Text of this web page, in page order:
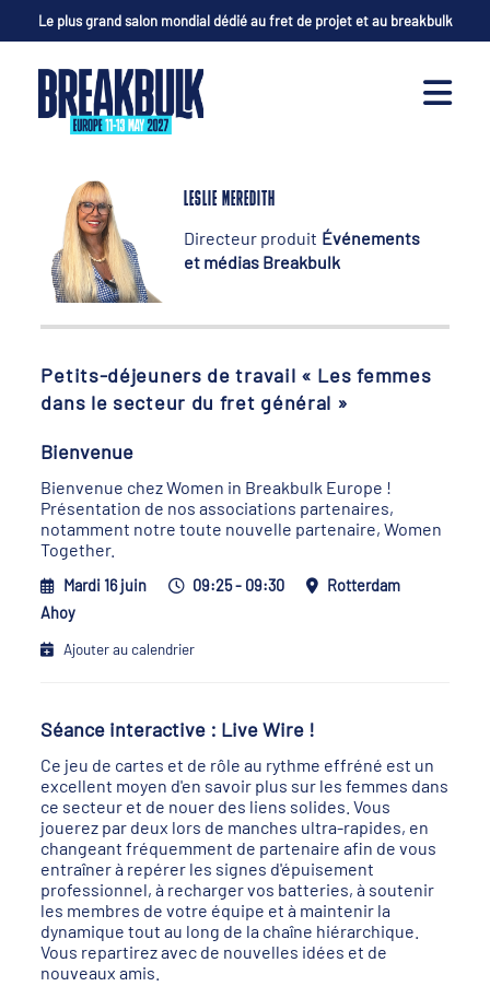
Le plus grand salon mondial dédié au fret de projet et au breakbulk
LESLIE MEREDITH
Directeur produit Événements
et médias Breakbulk
Petits-déjeuners de travail « Les femmes
dans le secteur du fret général »
Bienvenue
Bienvenue chez Women in Breakbulk Europe !
Présentation de nos associations partenaires,
notamment notre toute nouvelle partenaire, Women
Together.
Mardi 16 juin 09:25 - 09:30
Rotterdam
Ahoy
Ajouter au calendrier
Séance interactive : Live Wire !
Ce jeu de cartes et de rôle au rythme effréné est un
excellent moyen d'en savoir plus sur les femmes dans
ce secteur et de nouer des liens solides. Vous
jouerez par deux lors de manches ultra-rapides, en
changeant fréquemment de partenaire afin de vous
entraîner à repérer les signes d'épuisement
professionnel, à recharger vos batteries, à soutenir
les membres de votre équipe et à maintenir la
dynamique tout au long de la chaîne hiérarchique.
Vous repartirez avec de nouvelles idées et de
nouveaux amis.